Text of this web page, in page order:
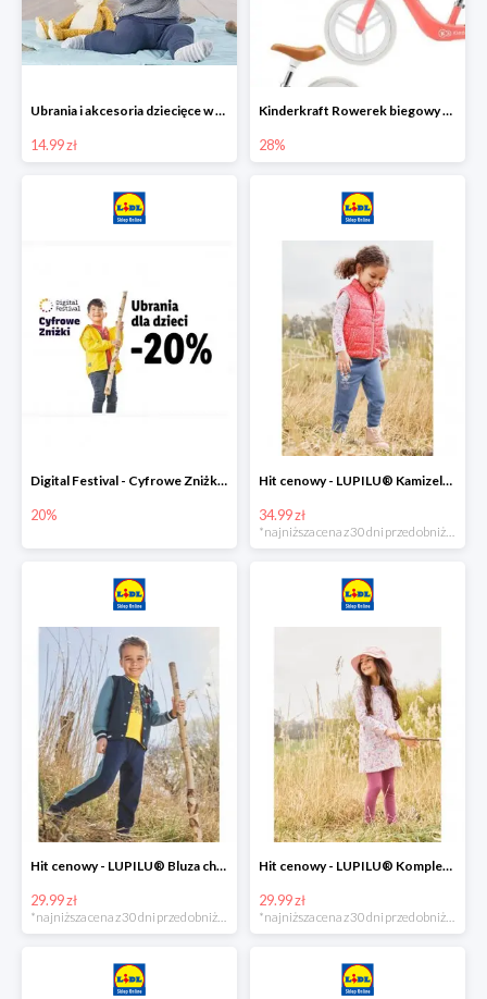
Ubrania i akcesoria dziecięce w Lidlu Online od 14,99 zł
14.99 zł
Kinderkraft Rowerek biegowy Fly
28%
Digital Festival - Cyfrowe Zniżki Ubrania dla dzieci w Lidlu -20%
20%
Hit cenowy - LUPILU® Kamizelka pikowana dziewczęca
34.99 zł
Hit cenowy - LUPILU® Bluza chłopięca w stylu college
29.99 zł
*najniższa cena z 30 dni przed obniżką
Hit cenowy - LUPILU® Komplet dziewczęcy (sukienka + legginsy)
29.99 zł
*najniższa cena z 30 dni przed obniżką